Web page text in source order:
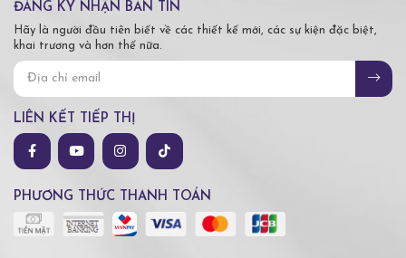
ĐĂNG KÝ NHẬN BẢN TIN
Hãy là người đầu tiên biết về các thiết kế mới, các sự kiện đặc biệt,
khai trương và hơn thế nữa.
LIÊN KẾT TIẾP THỊ
PHƯƠNG THỨC THANH TOÁN